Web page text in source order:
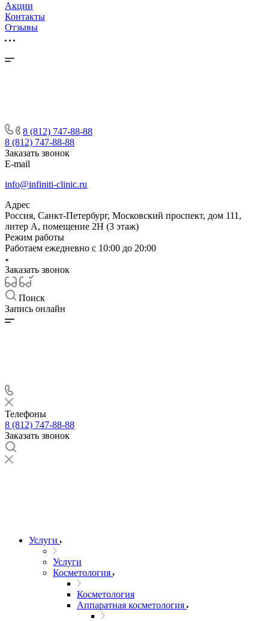
Акции
Контакты
Отзывы
8 (812) 747-88-88
8 (812) 747-88-88
Заказать звонок
E-mail
info@infiniti-clinic.ru
Адрес
Россия, Санкт-Петербург, Московский проспект, дом 111,
литер А, помещение 2Н (3 этаж)
Режим работы
Работаем ежедневно с 10:00 до 20:00
Заказать звонок
Поиск
Запись онлайн
Телефоны
8 (812) 747-88-88
Заказать звонок
Услуги
Услуги
Косметология
Косметология
Аппаратная косметология